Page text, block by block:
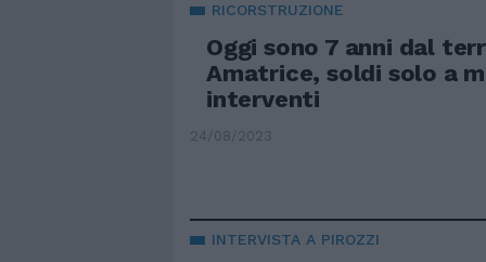
RICORSTRUZIONE
Oggi sono 7 anni dal
Amatrice, soldi solo a
interventi
24/08/2023
INTERVISTA A PIROZZI